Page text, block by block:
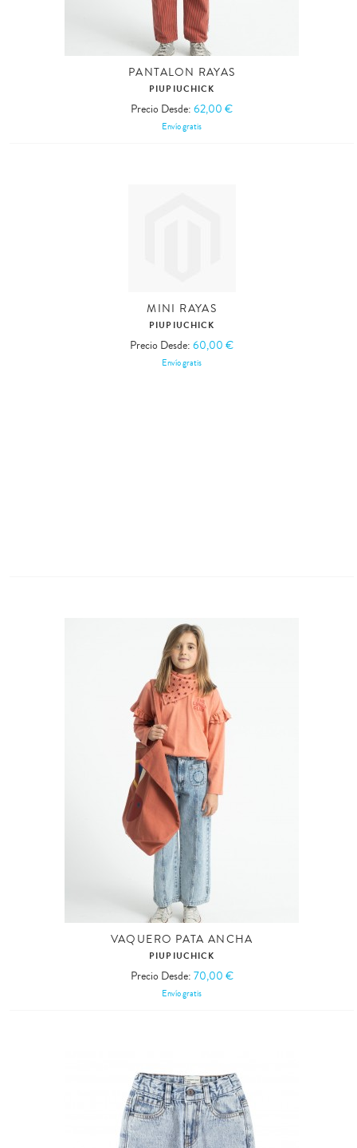
PANTALON RAYAS
PIUPIUCHICK
Precio Desde:62,00 €
Envío gratis
MINI RAYAS
PIUPIUCHICK
Precio Desde:60,00 €
Envío gratis
VAQUERO PATA ANCHA
PIUPIUCHICK
Precio Desde: 70,00 €
Envío gratis